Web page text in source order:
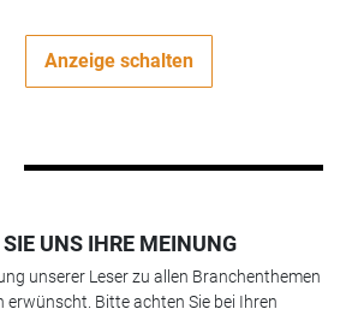
Anzeige schalten
UNS IHRE MEINUNG
unserer Leser zu allen Branchenthemen
erwünscht. Bitte achten Sie bei Ihren